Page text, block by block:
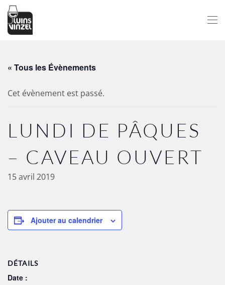
Passer au contenu principal
« Tous les Évènements
Cet évènement est passé.
LUNDI DE PÂQUES
– CAVEAU OUVERT
15 avril 2019
Ajouter au calendrier
DÉTAILS
Date :